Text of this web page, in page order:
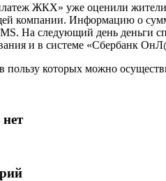
ЖКХ» уже оценили
компании. Информацию о сумме
На следующий день деньги
и в системе «Сбербанк
пользу которых можно